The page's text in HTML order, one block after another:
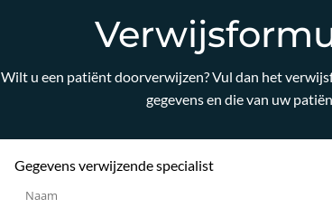
Wilt u een patiënt doorverwijzen? Vul dan het
gegevens en die van uw
Gegevens verwijzende specialist